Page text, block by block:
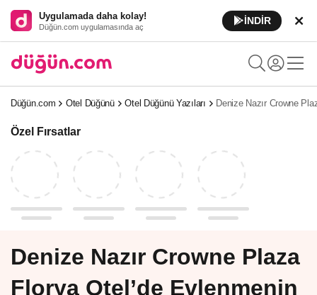
Uygulamada daha kolay!
Düğün.com uygulamasında aç
İNDİR
Düğün.com Otel Düğünü Otel Düğünü Yazıları Denize Nazır Crowne
Özel Fırsatlar
Denize Nazır Crowne Plaza
Florya Otel’de Evlenmenin